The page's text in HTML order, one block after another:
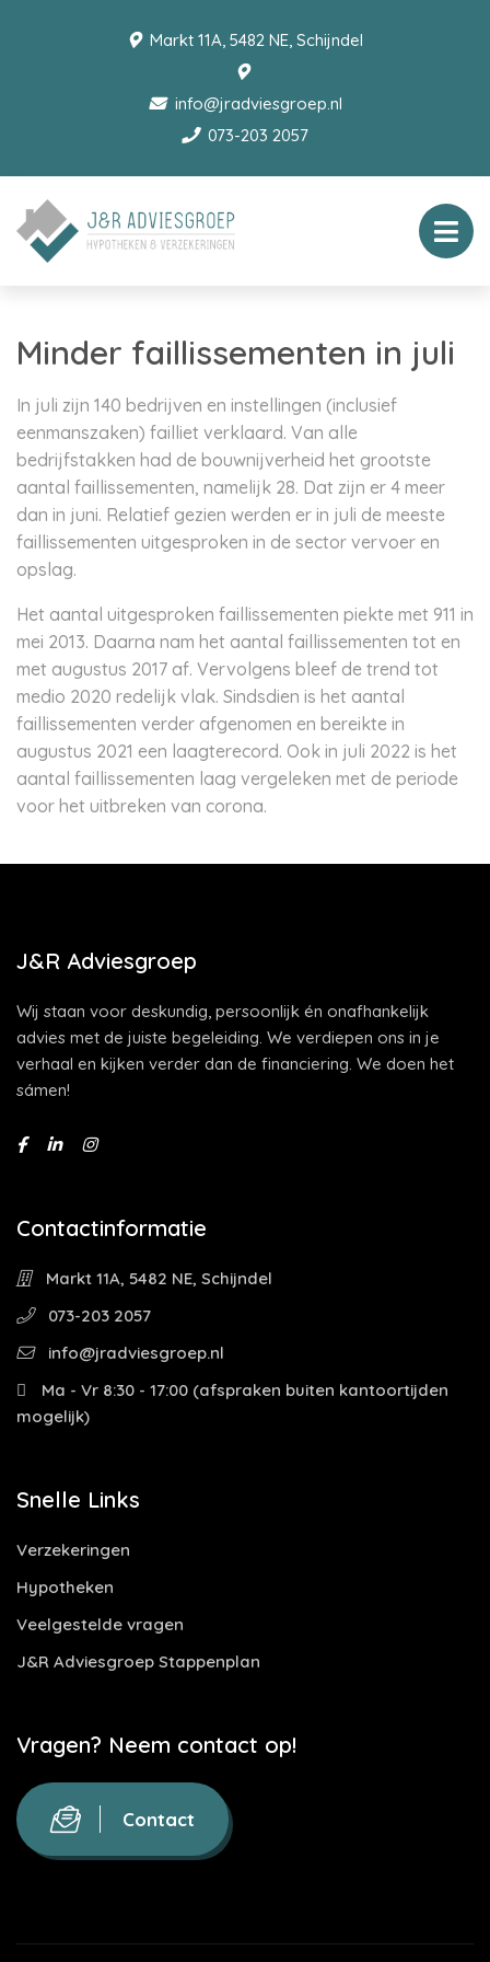
Markt 11A, 5482 NE, Schijndel
info@jradviesgroep.nl
073-203 2057
Minder faillissementen in juli
In juli zijn 140 bedrijven en instellingen (inclusief
eenmanszaken) failliet verklaard. Van alle
bedrijfstakken had de bouwnijverheid het grootste
aantal faillissementen, namelijk 28. Dat zijn er 4 meer
dan in juni. Relatief gezien werden er in juli de meeste
faillissementen uitgesproken in de sector vervoer en
opslag.
Het aantal uitgesproken faillissementen piekte met 911 in
mei 2013. Daarna nam het aantal faillissementen tot en
met augustus 2017 af. Vervolgens bleef de trend tot
medio 2020 redelijk vlak. Sindsdien is het aantal
faillissementen verder afgenomen en bereikte in
augustus 2021 een laagterecord. Ook in juli 2022 is het
aantal faillissementen laag vergeleken met de periode
voor het uitbreken van corona.
J&R Adviesgroep
Wij staan voor deskundig, persoonlijk én onafhankelijk
advies met de juiste begeleiding. We verdiepen ons in je
verhaal en kijken verder dan de financiering. We doen het
sámen!
Contactinformatie
Markt 11A, 5482 NE, Schijndel
073-203 2057
info@jradviesgroep.nl
Ma - Vr 8:30 - 17:00 (afspraken buiten kantoortijden
mogelijk)
Snelle Links
Verzekeringen
Hypotheken
Veelgestelde vragen
J&R Adviesgroep Stappenplan
Vragen? Neem contact op!
Contact